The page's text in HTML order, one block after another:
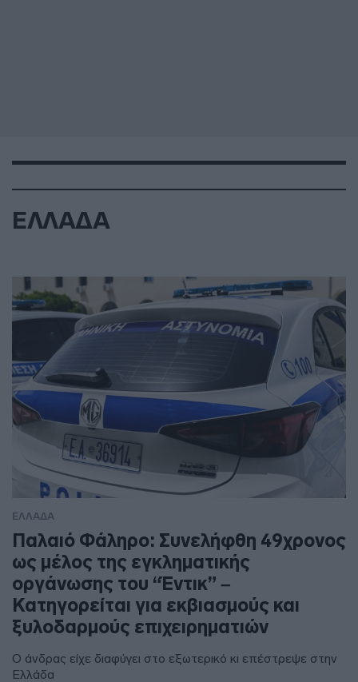
ΕΛΛΑΔΑ
ΕΛΛΑΔΑ
Παλαιό Φάληρο: Συνελήφθη 49χρονος
ως μέλος της εγκληματικής
οργάνωσης του “Έντικ” –
Κατηγορείται για εκβιασμούς και
ξυλοδαρμούς επιχειρηματιών
Ο άνδρας είχε διαφύγει στο εξωτερικό κι επέστρεψε στην
Ελλάδα